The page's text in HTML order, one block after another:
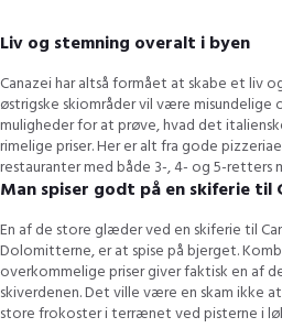
Liv og stemning overalt i byen
Canazei har altså formået at skabe et liv
østrigske skiområder vil være misundelige
muligheder for at prøve, hvad det
rimelige priser. Her er alt fra gode
restauranter med både 3-, 4- og 5-retters
Man spiser godt på en skiferie til
En af de store glæder ved en skiferie til
Dolomitterne, er at spise på bjerget.
overkommelige priser giver faktisk en af
skiverdenen. Det ville være en skam ikke
store frokoster i terrænet ved pisterne i